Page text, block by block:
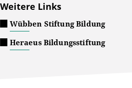
Weitere Links
Wübben Stiftung Bildung
Heraeus Bildungsstiftung